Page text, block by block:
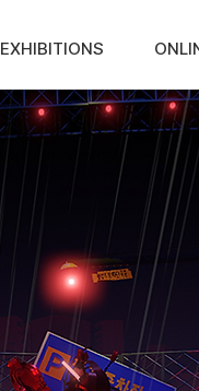
EXHIBITIONS